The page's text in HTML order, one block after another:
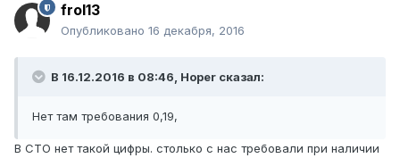
frol13
Опубликовано 16 декабря, 2016
В 16.12.2016 в 08:46, Hoper сказал:
Нет там требования 0,19,
В СТО нет такой цифры. столько с нас требовали при наличии